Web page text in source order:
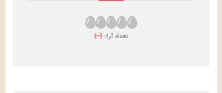
تعداد آرا: (
–
)